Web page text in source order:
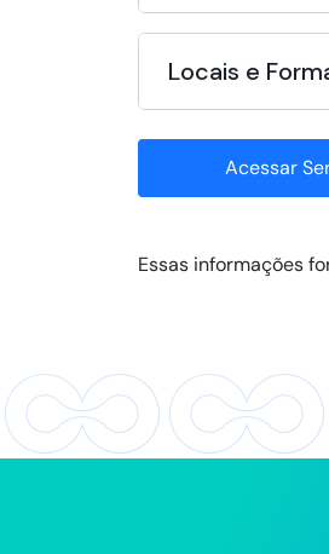
Locais e
Acessar
Essas informações